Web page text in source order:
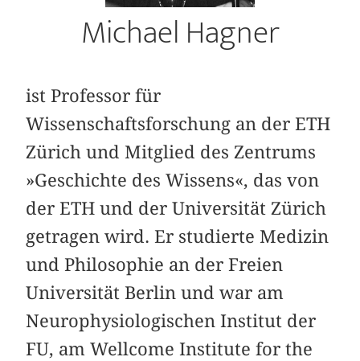
Michael Hagner
ist Professor für
Wissenschaftsforschung an der ETH
Zürich und Mitglied des Zentrums
»Geschichte des Wissens«, das von
der ETH und der Universität Zürich
getragen wird. Er studierte Medizin
und Philosophie an der Freien
Universität Berlin und war am
Neurophysiologischen Institut der
FU, am Wellcome Institute for the